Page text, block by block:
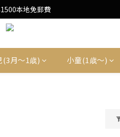
Upon $1500 purchase
本地免郵費
Upon $1500 purchase
(3月〜1歳) 小童(1歳〜)